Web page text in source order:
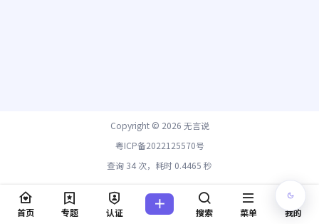
Copyright © 2026 无言说
粤ICP备2022125570号
查询 34 次，耗时 0.4465 秒
首页 专题 认证 搜索 菜单 我的